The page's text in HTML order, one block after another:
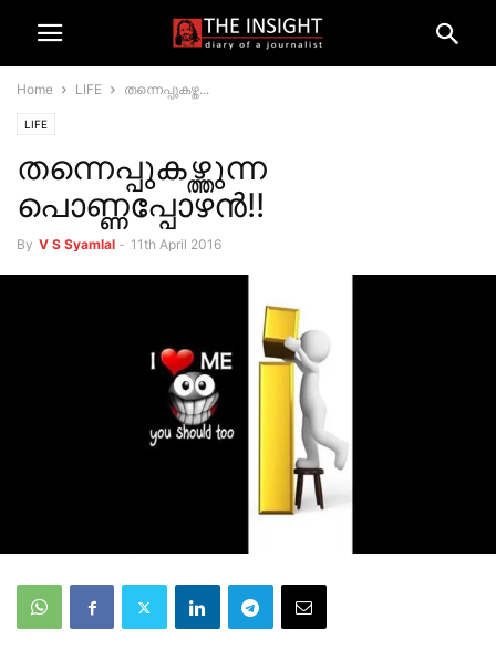
Home LIFE തന്നെപ്പുകഴ്ത...
LIFE
തന്നെപ്പുകഴ്ത്തുന്ന
പൊണ്ണപ്പോഴന്‍!!
By V S Syamlal - 11th April 2016